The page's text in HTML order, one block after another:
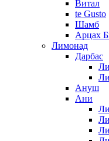
Витал
te Gusto
Шамб
Арцах
Лимонад
Дарбас
Ануш
Ани